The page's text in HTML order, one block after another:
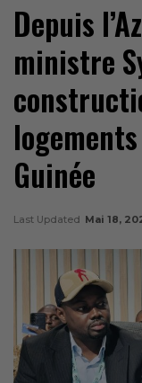
Depuis
ministre
logements
Guinée
Last Updated Mai 18,